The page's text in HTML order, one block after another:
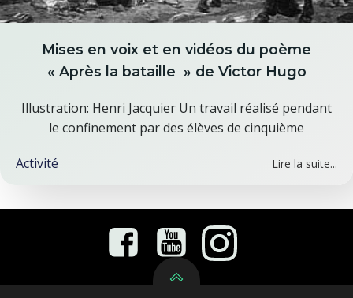
Mises en voix et en vidéos du poème
« Après la bataille » de Victor Hugo
Illustration: Henri Jacquier Un travail réalisé pendant
le confinement par des élèves de cinquième
Activité Lire la suite...